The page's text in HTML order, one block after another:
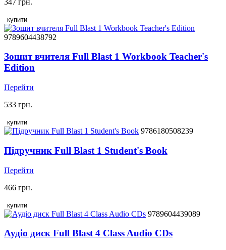
купити
9789604438792
Зошит вчителя Full Blast 1 Workbook Teacher's
Edition
Перейти
533 грн.
купити
9786180508239
Підручник Full Blast 1 Student's Book
Перейти
466 грн.
купити
9789604439089
Аудіо диск Full Blast 4 Class Audio CDs